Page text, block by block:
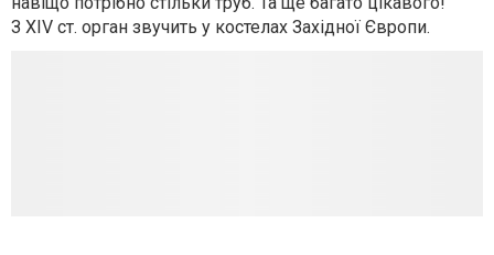
З XIV ст. орган звучить у костелах Західної Європи.